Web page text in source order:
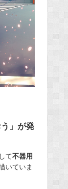
」が発
て不器用
いていま